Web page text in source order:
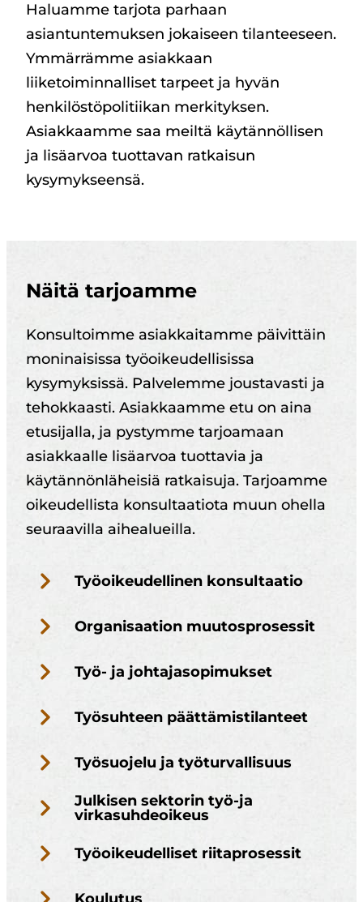
Haluamme tarjota parhaan
asiantuntemuksen jokaiseen tilanteeseen.
Ymmärrämme asiakkaan
liiketoiminnalliset tarpeet ja hyvän
henkilöstöpolitiikan merkityksen.
Asiakkaamme saa meiltä käytännöllisen
ja lisäarvoa tuottavan ratkaisun
kysymykseensä.
Näitä tarjoamme
Konsultoimme asiakkaitamme päivittäin
moninaisissa työoikeudellisissa
kysymyksissä. Palvelemme joustavasti ja
tehokkaasti. Asiakkaamme etu on aina
etusijalla, ja pystymme tarjoamaan
asiakkaalle lisäarvoa tuottavia ja
käytännönläheisiä ratkaisuja. Tarjoamme
oikeudellista konsultaatiota muun ohella
seuraavilla aihealueilla.
Työoikeudellinen konsultaatio
Organisaation muutosprosessit
Työ- ja johtajasopimukset
Työsuhteen päättämistilanteet
Työsuojelu ja työturvallisuus
Julkisen sektorin työ-ja
virkasuhdeoikeus
Työoikeudelliset riitaprosessit